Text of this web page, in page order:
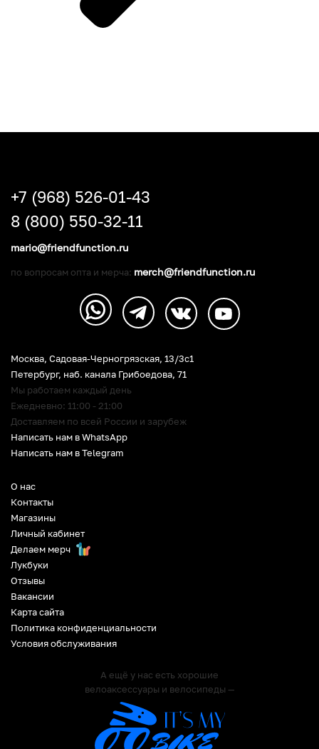
О нас
Контакты
Магазины
Личный кабинет
Делаем мерч
Лукбуки
Отзывы
Вакансии
Карта сайта
Политика конфиденциальности
Условия обслуживания
А ещё у нас есть хорошие
велоаксессуары и велосипеды —
Москва, Садовая-Черногрязская, 13/3c1
Петербург, наб. канала Грибоедова, 71
Мы работаем каждый день
Ежедневно: 11:00 - 21:00
Доставляем по всей России и зарубеж
Написать нам в WhatsApp
Написать нам в Telegram
+7 (968) 526-01-43
8 (800) 550-32-11
mario@friendfunction.ru
по вопросам опта и мерча: merch@friendfunction.ru